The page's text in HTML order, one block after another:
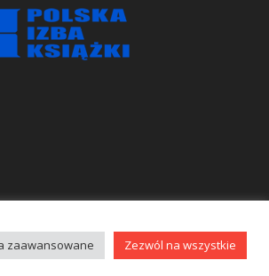
Copyright © 2020 bellona.pl
zaawansowane Zezwól na wszystkie